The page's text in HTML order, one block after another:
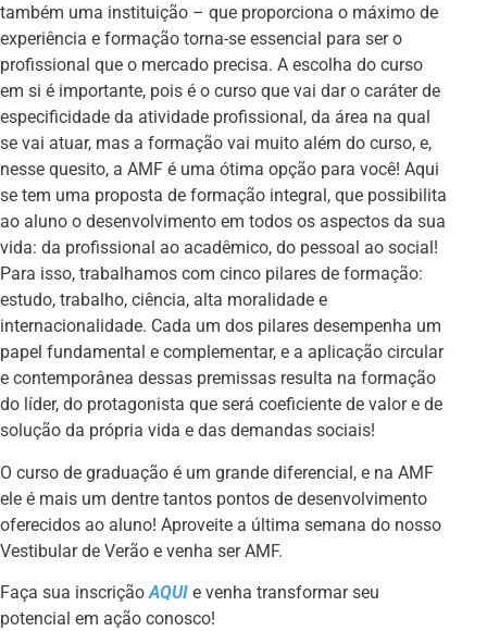
também uma instituição – que proporciona o máximo de
experiência e formação torna-se essencial para ser o
profissional que o mercado precisa. A escolha do curso
em si é importante, pois é o curso que vai dar o caráter de
especificidade da atividade profissional, da área na qual
se vai atuar, mas a formação vai muito além do curso, e,
nesse quesito, a AMF é uma ótima opção para você! Aqui
se tem uma proposta de formação integral, que possibilita
ao aluno o desenvolvimento em todos os aspectos da sua
vida: da profissional ao acadêmico, do pessoal ao social!
Para isso, trabalhamos com cinco pilares de formação:
estudo, trabalho, ciência, alta moralidade e
internacionalidade. Cada um dos pilares desempenha um
papel fundamental e complementar, e a aplicação circular
e contemporânea dessas premissas resulta na formação
do líder, do protagonista que será coeficiente de valor e de
solução da própria vida e das demandas sociais!
O curso de graduação é um grande diferencial, e na AMF
ele é mais um dentre tantos pontos de desenvolvimento
oferecidos ao aluno! Aproveite a última semana do nosso
Vestibular de Verão e venha ser AMF.
Faça sua inscriçãoAQUI e venha transformar seu
potencial em ação conosco!